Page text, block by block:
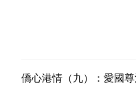
僑心港情（九）：愛國尊